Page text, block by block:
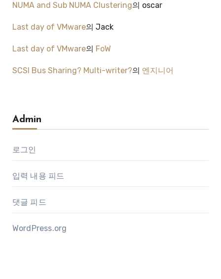
NUMA and Sub NUMA Clustering의 oscar
Last day of VMware의 Jack
Last day of VMware의 FoW
SCSI Bus Sharing? Multi-writer?의 엔지니어
Admin
로그인
입력 내용 피드
댓글 피드
WordPress.org